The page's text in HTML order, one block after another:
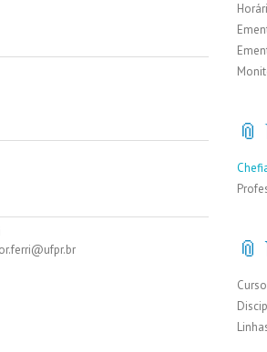
📎